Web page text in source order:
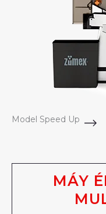
Model Speed Up
MÁY